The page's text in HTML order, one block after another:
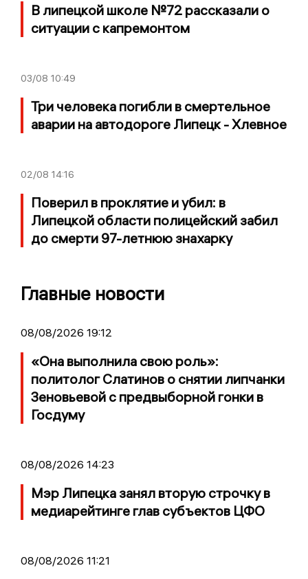
В липецкой школе №72 рассказали о
ситуации с капремонтом
03/08 10:49
Три человека погибли в смертельное
аварии на автодороге Липецк - Хлевное
02/08 14:16
Поверил в проклятие и убил: в
Липецкой области полицейский забил
до смерти 97-летнюю знахарку
Главные новости
08/08/2026 19:12
«Она выполнила свою роль»:
политолог Слатинов о снятии липчанки
Зеновьевой с предвыборной гонки в
Госдуму
08/08/2026 14:23
Мэр Липецка занял вторую строчку в
медиарейтинге глав субъектов ЦФО
08/08/2026 11:21